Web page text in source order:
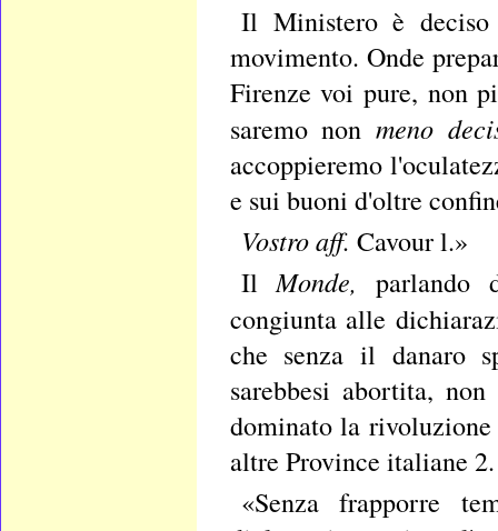
Il Ministero è
movimento. Onde
Firenze voi pure, non
saremo non meno
accoppieremo
e sui buoni d'oltre
Vostro aff. Cavour l.»
IlMonde,parlando
congiunta alle
che senza il danaro
sarebbesi abortita,
dominato la
altre Province italiane
«Senza frapporre